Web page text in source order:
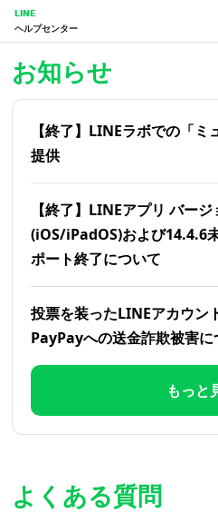
LINE
ヘルプセンター
お知らせ
【終了】LINEラボでの「ミ
提供
【終了】LINEアプリ バー
(iOS/iPadOS)および14.4.6
ポート終了について
投票を装ったLINEアカウン
PayPayへの送金詐欺被害に
もっと
よくある質問